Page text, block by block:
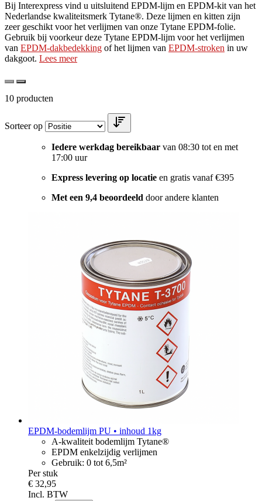
Bij Interexpress vind u uitsluitend EPDM-lijm en EPDM-kit van het
Nederlandse kwaliteitsmerk Tytane®. Deze lijmen en kitten zijn
zeer geschikt voor het verlijmen van onze Tytane EPDM-folie.
Gebruik bij voorkeur deze Tytane EPDM-lijm voor het verlijmen
van EPDM-dakbedekking of het lijmen van EPDM-stroken in uw
dakgoot. Lees meer
10 producten
Sorteer op
Iedere werkdag bereikbaar van 08:30 tot en met
17:00 uur
Express levering op locatie en gratis vanaf €395
Met een 9,4 beoordeeld door andere klanten
EPDM-bodemlijm PU • inhoud 1kg
A-kwaliteit bodemlijm Tytane®
EPDM enkelzijdig verlijmen
Gebruik: 0 tot 6,5m²
Per stuk
€ 32,95
Incl. BTW